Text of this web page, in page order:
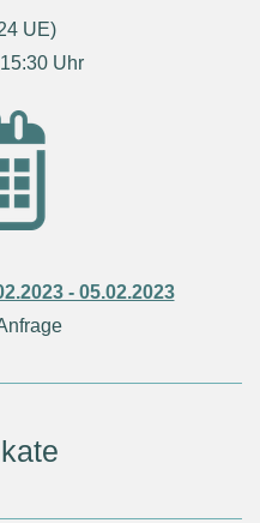
UE)
Uhr
- 05.02.2023